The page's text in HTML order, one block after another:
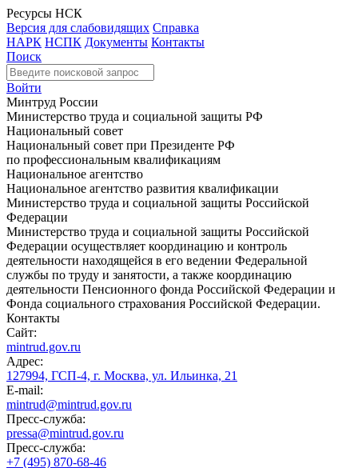
Ресурсы НСК
Версия для слабовидящих Справка
НАРК НСПК Документы Контакты
Поиск
Войти
Минтруд России
Министерство труда и социальной защиты РФ
Национальный совет
Национальный совет при Президенте РФ
по профессиональным квалификациям
Национальное агентство
Национальное агентство развития квалификации
Министерство труда и социальной защиты Российской
Федерации
Министерство труда и социальной защиты Российской
Федерации осуществляет координацию и контроль
деятельности находящейся в его ведении Федеральной
службы по труду и занятости, а также координацию
деятельности Пенсионного фонда Российской Федерации и
Фонда социального страхования Российской Федерации.
Контакты
Сайт:
mintrud.gov.ru
Адрес:
127994, ГСП-4, г. Москва, ул. Ильинка, 21
E-mail:
mintrud@mintrud.gov.ru
Пресс-служба:
pressa@mintrud.gov.ru
Пресс-служба:
+7 (495) 870-68-46